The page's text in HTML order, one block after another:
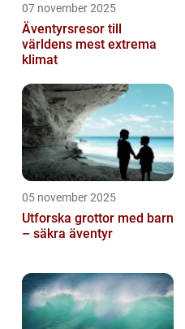
07 november 2025
Äventyrsresor till
världens mest extrema
klimat
05 november 2025
Utforska grottor med barn
– säkra äventyr